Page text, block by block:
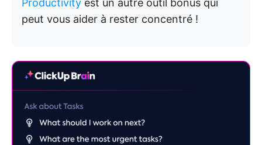
Productivity est un autre outil bonus qui
peut vous aider à rester concentré !